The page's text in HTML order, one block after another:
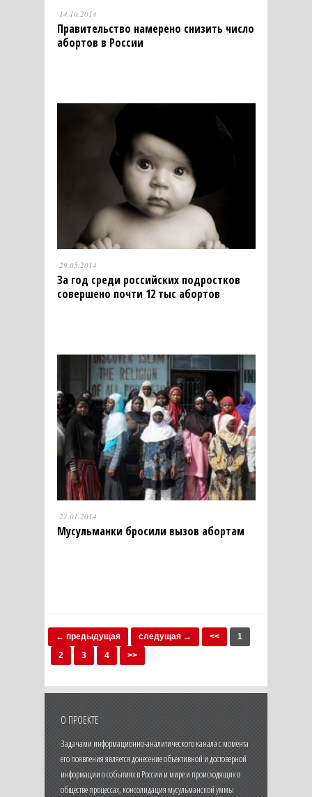
14.10.2014
Правительство намерено снизить число
абортов в России
29.05.2014
За год среди российских подростков
совершено почти 12 тыс абортов
27.01.2014
Мусульманки бросили вызов абортам
← предыдущая следущая → <<
1
2
3 4 >>
О ПРОЕКТЕ
Задачами информационно-аналитического канала с момента
его появления является донесение объективной и достоверной
информации о событиях в России и мире и происходящих в
обществе процессах, консолидация мусульманской уммы